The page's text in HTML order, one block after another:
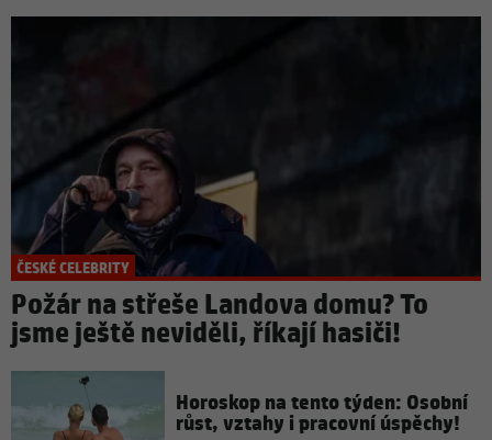
ČESKÉ CELEBRITY
Požár na střeše Landova domu? To
jsme ještě neviděli, říkají hasiči!
Horoskop na tento týden: Osobní
růst, vztahy i pracovní úspěchy!